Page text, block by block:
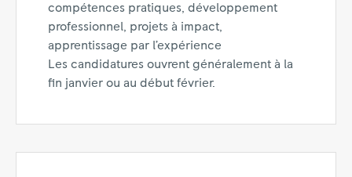
compétences pratiques, développement
professionnel, projets à impact,
apprentissage par l’expérience
Les candidatures ouvrent généralement à la
fin janvier ou au début février.